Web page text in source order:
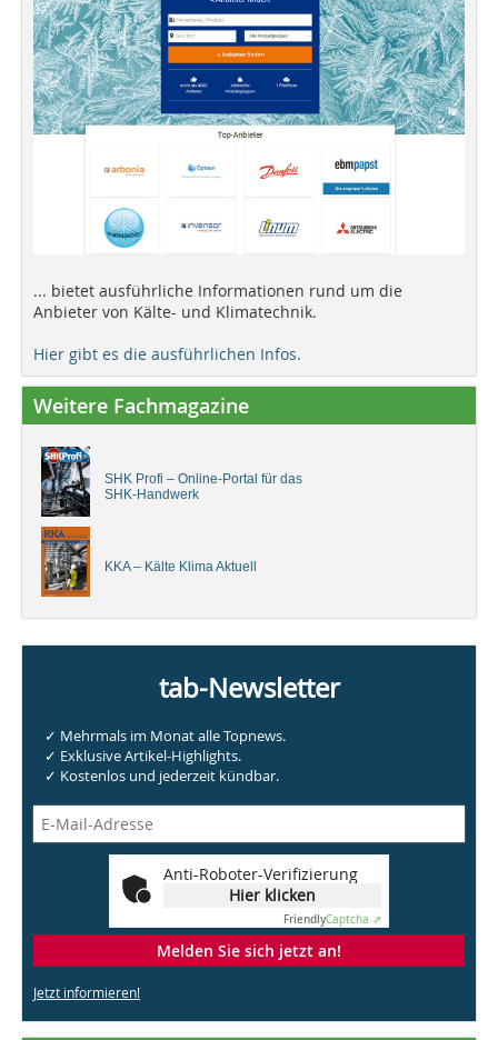
... bietet ausführliche Informationen rund um die
Anbieter von Kälte- und Klimatechnik.
Hier gibt es die ausführlichen Infos.
Weitere Fachmagazine
SHK Profi – Online-Portal für das
SHK-Handwerk
KKA – Kälte Klima Aktuell
tab-Newsletter
✓ Mehrmals im Monat alle Topnews.
✓ Exklusive Artikel-Highlights.
✓ Kostenlos und jederzeit kündbar.
Anti-Roboter-Verifizierung
Hier klicken
FriendlyCaptcha ⇗
Melden Sie sich jetzt an!
Jetzt informieren!